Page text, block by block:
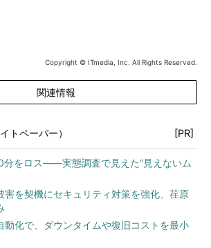
Copyright © ITmedia, Inc. All Rights Reserved.
関連情報
トペーパー） [PR]
分をロス――実態調査で見えた“見えないム
害を契機にセキュリティ対策を強化、荏原
動化で、ダウンタイムや復旧コストを最小